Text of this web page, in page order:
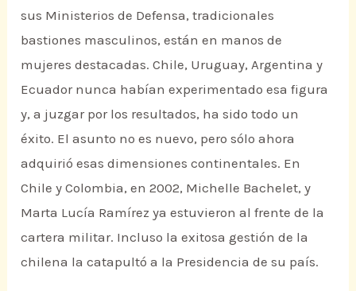
sus Ministerios de Defensa, tradicionales
bastiones masculinos, están en manos de
mujeres destacadas. Chile, Uruguay, Argentina y
Ecuador nunca habían experimentado esa figura
y, a juzgar por los resultados, ha sido todo un
éxito. El asunto no es nuevo, pero sólo ahora
adquirió esas dimensiones continentales. En
Chile y Colombia, en 2002, Michelle Bachelet, y
Marta Lucía Ramírez ya estuvieron al frente de la
cartera militar. Incluso la exitosa gestión de la
chilena la catapultó a la Presidencia de su país.